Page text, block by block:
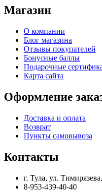
Магазин
О компании
Блог магазина
Отзывы покупателей
Бонусные баллы
Подарочные
Карта сайта
Оформление
Доставка и оплата
Возврат
Пункты самовывоза
Контакты
г. Тула, ул.
8-953-439-40-40